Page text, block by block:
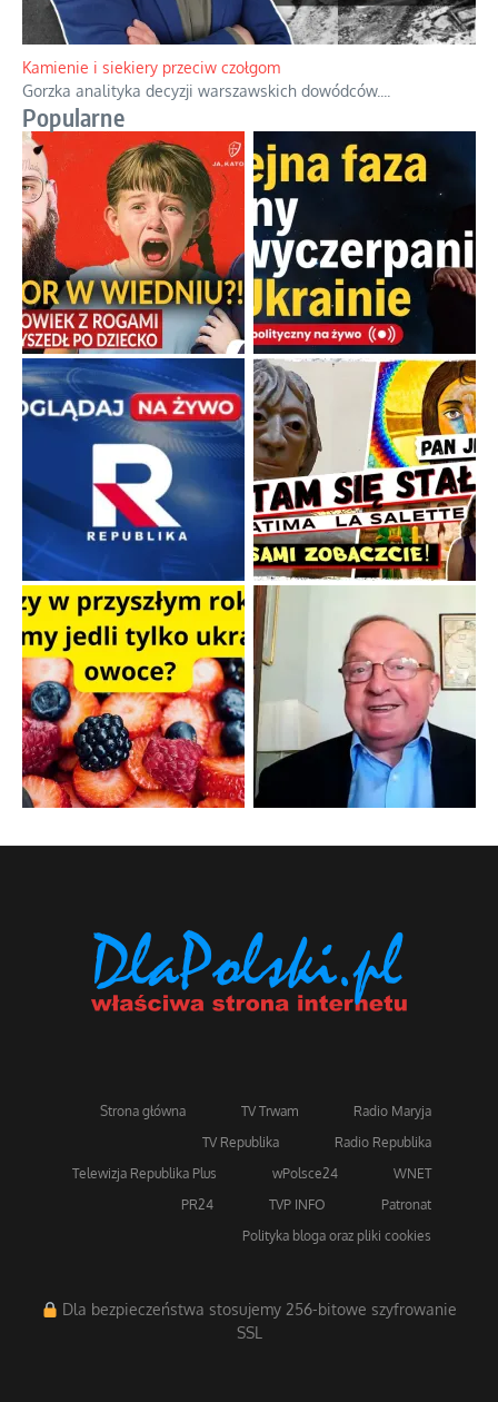
Familijny spór o biskupie sakry
Rodzinna polemika wokół sakr w Écône.
Kamienie i siekiery przeciw czołgom
Gorzka analityka decyzji warszawskich dowódców....
Popularne